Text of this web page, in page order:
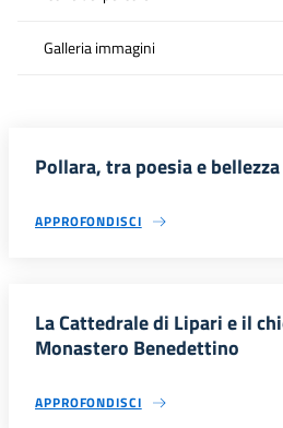
Galleria immagini
Pollara, tra poesia e bellezza
APPROFONDISCI
La Cattedrale di Lipari e il
Monastero Benedettino
APPROFONDISCI